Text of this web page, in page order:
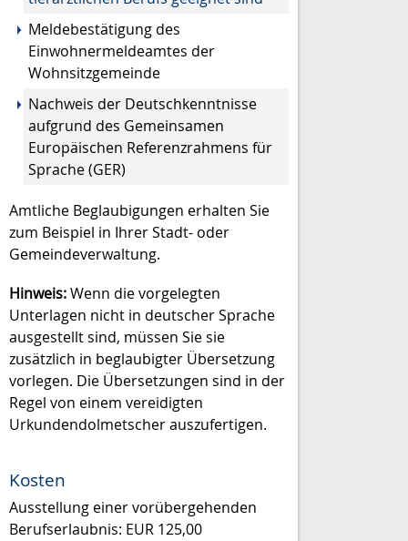
Meldebestätigung des
Einwohnermeldeamtes der
Wohnsitzgemeinde
Nachweis der Deutschkenntnisse
aufgrund des Gemeinsamen
Europäischen Referenzrahmens für
Sprache (GER)
Amtliche Beglaubigungen erhalten Sie
zum Beispiel in Ihrer Stadt- oder
Gemeindeverwaltung.
Hinweis:Wenn die vorgelegten
Unterlagen nicht in deutscher Sprache
ausgestellt sind, müssen Sie sie
zusätzlich in beglaubigter Übersetzung
vorlegen. Die Übersetzungen sind in der
Regel von einem vereidigten
Urkundendolmetscher auszufertigen.
Kosten
Ausstellung einer vorübergehenden
Berufserlaubnis: EUR 125,00